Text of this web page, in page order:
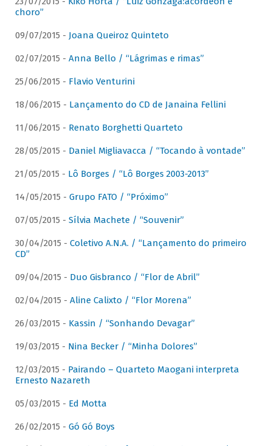
choro”
09/07/2015 - Joana Queiroz Quinteto
02/07/2015 - Anna Bello / “Lágrimas e rimas”
25/06/2015 - Flavio Venturini
18/06/2015 - Lançamento do CD de Janaina Fellini
11/06/2015 - Renato Borghetti Quarteto
28/05/2015 - Daniel Migliavacca / “Tocando à vontade”
21/05/2015 - Lô Borges / “Lô Borges 2003-2013”
14/05/2015 - Grupo FATO / “Próximo”
07/05/2015 - Sílvia Machete / “Souvenir”
30/04/2015 - Coletivo A.N.A. / “Lançamento do primeiro
CD”
09/04/2015 - Duo Gisbranco / “Flor de Abril”
02/04/2015 - Aline Calixto / “Flor Morena”
26/03/2015 - Kassin / “Sonhando Devagar”
19/03/2015 - Nina Becker / “Minha Dolores”
12/03/2015 - Pairando – Quarteto Maogani interpreta
Ernesto Nazareth
05/03/2015 - Ed Motta
26/02/2015 - Gó Gó Boys